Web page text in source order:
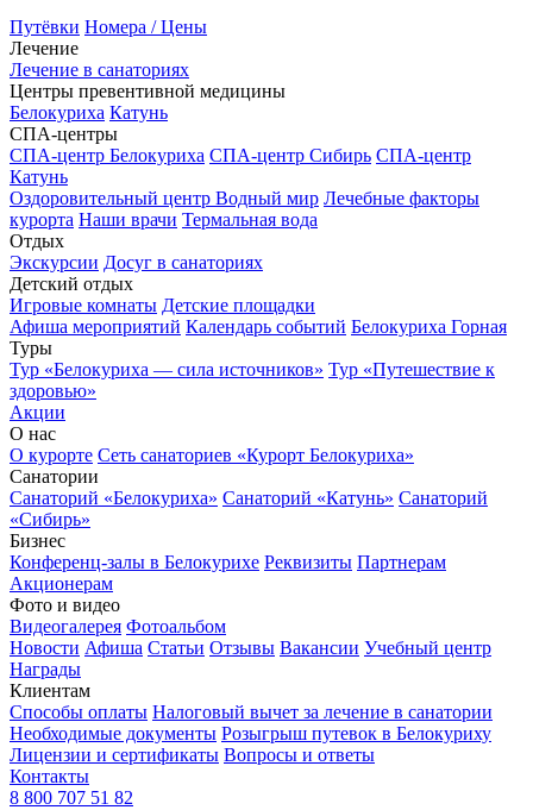
Путёвки Номера / Цены
Лечение
Лечение в санаториях
Центры превентивной медицины
Белокуриха Катунь
СПА-центры
СПА-центр Белокуриха СПА-центр Сибирь СПА-центр
Катунь
Оздоровительный центр Водный мир Лечебные факторы
курорта Наши врачи Термальная вода
Отдых
Экскурсии Досуг в санаториях
Детский отдых
Игровые комнаты Детские площадки
Афиша мероприятий Календарь событий Белокуриха Горная
Туры
Тур «Белокуриха — сила источников» Тур «Путешествие к
здоровью»
Акции
О нас
О курорте Сеть санаториев «Курорт Белокуриха»
Санатории
Санаторий «Белокуриха» Санаторий «Катунь» Санаторий
«Сибирь»
Бизнес
Конференц-залы в Белокурихе Реквизиты Партнерам
Акционерам
Фото и видео
Видеогалерея Фотоальбом
Новости Афиша Статьи Отзывы Вакансии Учебный центр
Награды
Клиентам
Способы оплаты Налоговый вычет за лечение в санатории
Необходимые документы Розыгрыш путевок в Белокуриху
Лицензии и сертификаты Вопросы и ответы
Контакты
8 800 707 51 82